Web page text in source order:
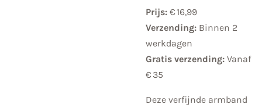
Prijs: € 16,99
Verzending: Binnen 2
werkdagen
Gratis verzending: Vanaf
€ 35
Deze verfijnde armband